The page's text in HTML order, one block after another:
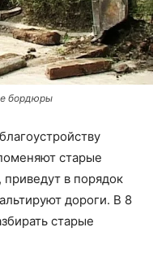
бордюры
старые
в порядок
дороги. В 8
старые